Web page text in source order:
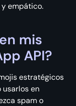
empático.
mis
API?
estratégicos
usarlos en
spam o